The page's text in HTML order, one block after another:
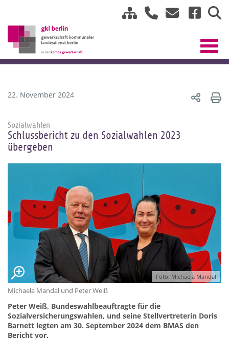
22. November 2024
Sozialwahlen
Schlussbericht zu den Sozialwahlen 2023
übergeben
Foto: Michaela Mandal
Michaela Mandal und Peter Weiß
Peter Weiß, Bundeswahlbeauftragte für die
Sozialversicherungswahlen, und seine Stellvertreterin Doris
Barnett legten am 30. September 2024 dem BMAS den
Bericht vor.